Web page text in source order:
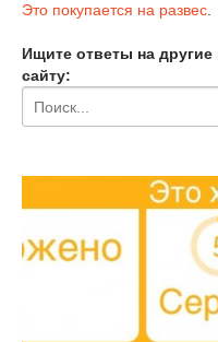
Это покупается на развес
Ищите ответы на
сайту: